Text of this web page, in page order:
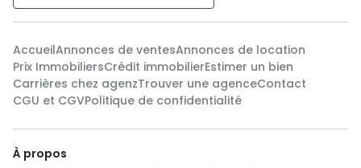
AccueilAnnonces de ventesAnnonces de location
Prix ImmobiliersCrédit immobilierEstimer un bien
Carrières chez agenzTrouver une agenceContact
CGU et CGVPolitique de confidentialité
À propos